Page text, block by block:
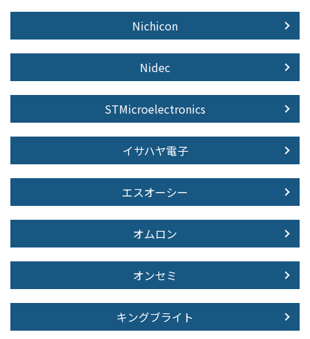
Nichicon
Nidec
STMicroelectronics
イサハヤ電子
エスオーシー
オムロン
オンセミ
キングブライト